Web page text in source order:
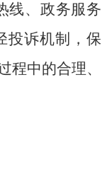
线、政务服务
投诉机制，保
程中的合理、